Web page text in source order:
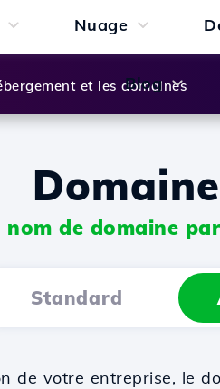
Nuage
Blog
et les domaines
nom de domaine
Standard
de votre entreprise, le